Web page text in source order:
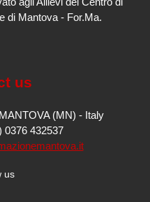
agli Allievi del Centro di
di Mantova - For.Ma.
us
(MN) - Italy
0376 432537
us